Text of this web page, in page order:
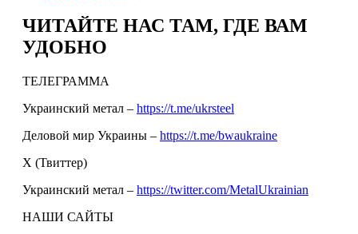
ЧИТАЙТЕ НАС ТАМ, ГДЕ ВАМ
УДОБНО
ТЕЛЕГРАММА
Украинский метал – https://t.me/ukrsteel
Деловой мир Украины – https://t.me/bwaukraine
Х (Твиттер)
Украинский метал – https://twitter.com/MetalUkrainian
НАШИ САЙТЫ